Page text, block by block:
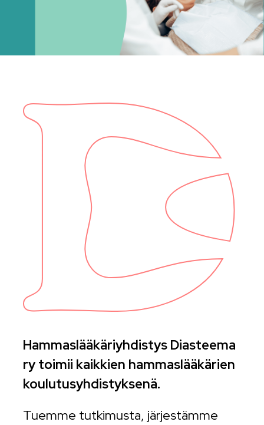
Hammaslääkäriyhdistys Diasteema
ry toimii kaikkien hammaslääkärien
koulutusyhdistyksenä.
Tuemme tutkimusta, järjestämme